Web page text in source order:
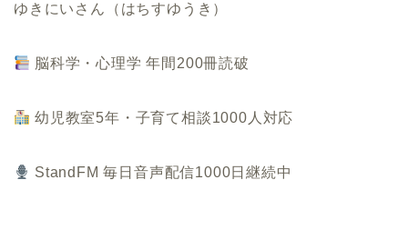
ゆきにいさん（はちすゆうき）
脳科学・心理学 年間200冊読破
幼児教室5年・子育て相談1000人対応
StandFM 毎日音声配信1000日継続中